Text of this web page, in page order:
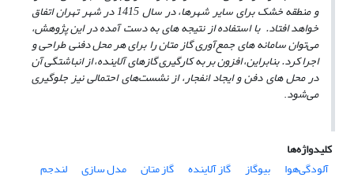
و منطقه خشک برای سایر شهرها، در سال 1415 در شهر تهران اتفاق
خواهد افتاد. با استفاده از نتیجه ­های به دست آمده‌ در این پژوهش،
می‌توان سامانه­ های جمع‌آوری گاز متان را برای هر محل دفنی طراحی و
اجرا کرد. بنابراین، افزون بر به کارگیری گاز‌های آلاینده، از انباشتگی آن
در محل های دفن و ایجاد انفجار، از نشست‌های احتمالی نیز جلوگیری
می‌شود.
کلیدواژه‌ها
آلودگی‌هوا
بیوگاز گاز آلاینده گاز متان مدل سازی
لندجم